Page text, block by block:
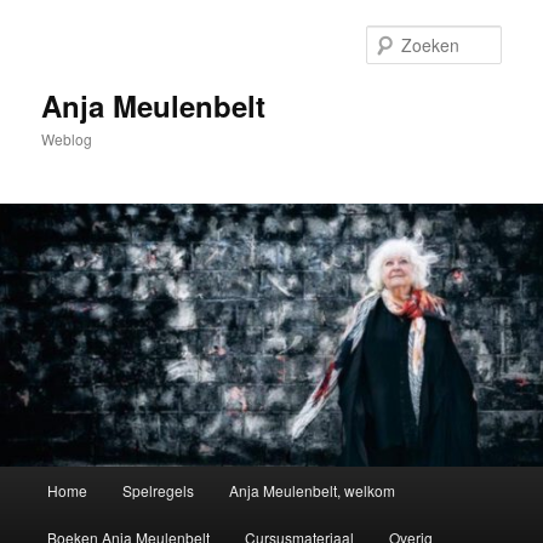
inhoudAnja Meulenbelt
Weblog
Home Spelregels Anja Meulenbelt, welkom
Boeken Anja Meulenbelt Cursusmateriaal Overig